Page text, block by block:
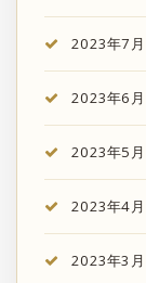
2023年7月
2023年6月
2023年5月
2023年4月
2023年3月